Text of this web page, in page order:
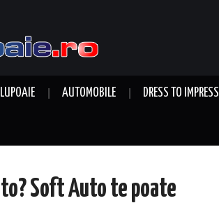
AUTOMOBILE DRESS TO IMPRESS
Soft Auto te poate